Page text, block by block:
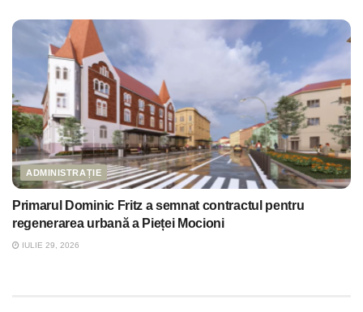
ADMINISTRAȚIE
Primarul Dominic Fritz a semnat contractul pentru
regenerarea urbană a Pieței Mocioni
IULIE 29, 2026